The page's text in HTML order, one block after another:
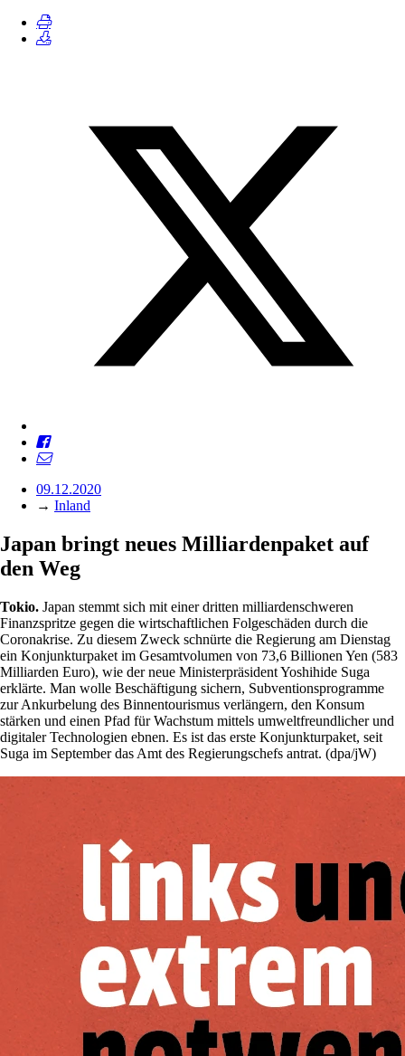
09.12.2020
→ Inland
Japan bringt neues Milliardenpaket auf
den Weg
Tokio. Japan stemmt sich mit einer dritten milliardenschweren
Finanzspritze gegen die wirtschaftlichen Folgeschäden durch die
Coronakrise. Zu diesem Zweck schnürte die Regierung am Dienstag
ein Konjunkturpaket im Gesamtvolumen von 73,6 Billionen Yen (583
Milliarden Euro), wie der neue Ministerpräsident Yoshihide Suga
erklärte. Man wolle Beschäftigung sichern, Subventionsprogramme
zur Ankurbelung des Binnentourismus verlängern, den Konsum
stärken und einen Pfad für Wachstum mittels umweltfreundlicher und
digitaler Technologien ebnen. Es ist das erste Konjunkturpaket, seit
Suga im September das Amt des Regierungschefs antrat. (dpa/jW)